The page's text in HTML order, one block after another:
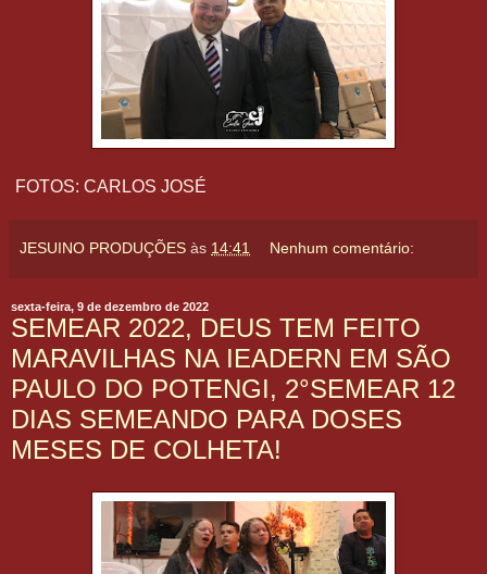
FOTOS: CARLOS JOSÉ
JESUINO PRODUÇÕES às 14:41 Nenhum comentário:
sexta-feira, 9 de dezembro de 2022
SEMEAR 2022, DEUS TEM FEITO
MARAVILHAS NA IEADERN EM SÃO
PAULO DO POTENGI, 2°SEMEAR 12
DIAS SEMEANDO PARA DOSES
MESES DE COLHETA!